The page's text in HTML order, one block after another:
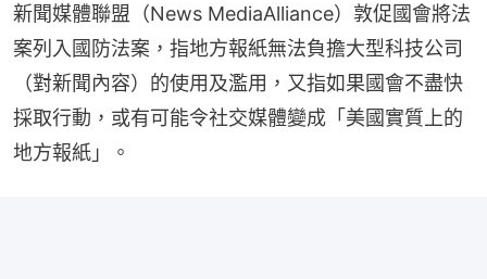
新聞媒體聯盟（News MediaAlliance）敦促國會將法
案列入國防法案，指地方報紙無法負擔大型科技公司
（對新聞內容）的使用及濫用，又指如果國會不盡快
採取行動，或有可能令社交媒體變成「美國實質上的
地方報紙」。